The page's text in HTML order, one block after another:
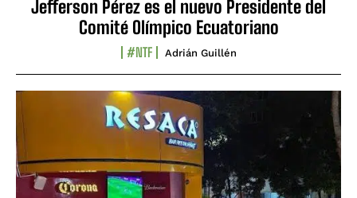
Jefferson Pérez es el nuevo Presidente del
Comité Olímpico Ecuatoriano
#NTF Adrián Guillén